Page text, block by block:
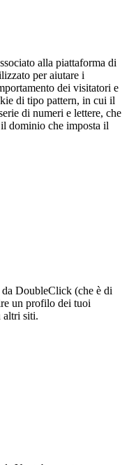
alla piattaforma di
per aiutare i
dei visitatori e
di tipo pattern, in cui il
di numeri e lettere, che
dominio che imposta il
DoubleClick (che è di
un profilo dei tuoi
altri siti.